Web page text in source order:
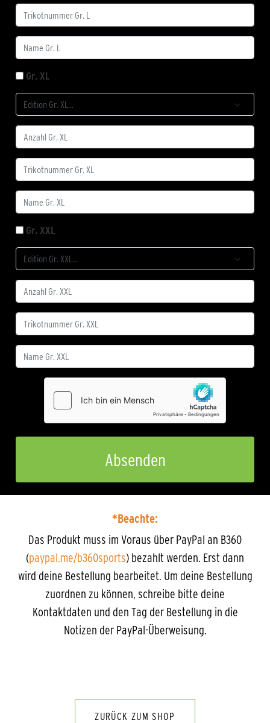
Gr. XL
Gr. XXL
*Beachte:
Das Produkt muss im Voraus über PayPal an B360
(paypal.me/b360sports) bezahlt werden. Erst dann
wird deine Bestellung bearbeitet. Um deine Bestellung
zuordnen zu können, schreibe bitte deine
Kontaktdaten und den Tag der Bestellung in die
Notizen der PayPal-Überweisung.
ZURÜCK ZUM SHOP